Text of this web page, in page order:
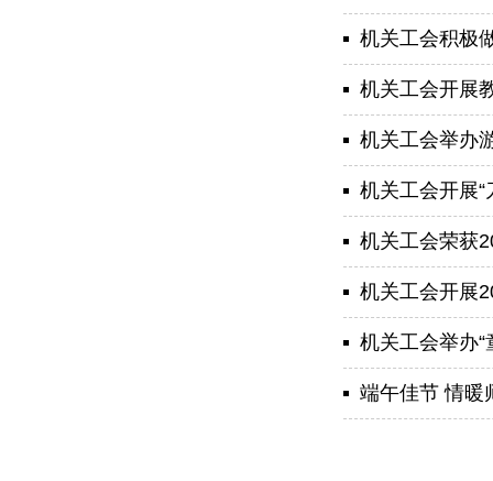
机关工会积极
机关工会开展
机关工会举办
机关工会开展
机关工会荣获
机关工会开展
机关工会举办“
端午佳节 情